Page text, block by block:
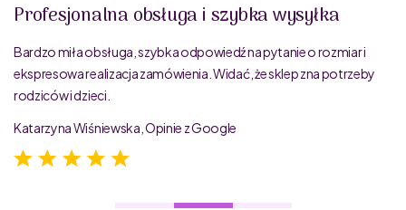
Profesjonalna obsługa i szybka wysyłka
Bardzo miła obsługa, szybka odpowiedź na pytanie o rozmiar i
ekspresowa realizacja zamówienia. Widać, że sklep zna potrzeby
rodziców i dzieci.
Katarzyna Wiśniewska, Opinie z Google